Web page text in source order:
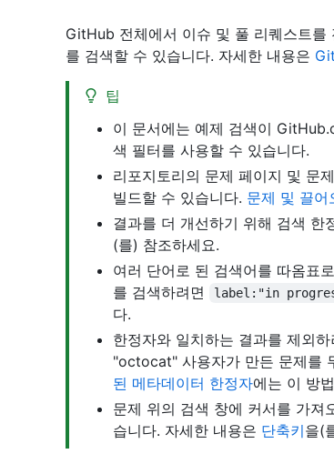
GitHub 전체에서 이슈 및 풀 리퀘스트를
를 검색할 수 있습니다. 자세한 내용은
팁
이 문서에는 예제 검색이
색 필터를 사용할 수 있습니다.
리포지토리의 문제 페이지 및 문
빌드할 수 있습니다. 문제 및 끌어
결과를 더 개선하기 위해 검색 한
(를) 참조하세요.
여러 단어로 된 검색어를 따옴표
를 검색하려면
label:"in
다.
한정자와 일치하는 결과를 제외
"octocat" 사용자가 만든 문제를
된 메타데이터 한정자에는 이 방
문제 위의 검색 창에 커서를 가져
습니다. 자세한 내용은 단축키을(